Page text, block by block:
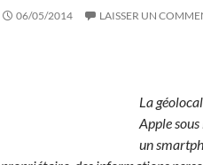
06/05/2014 LAISSER UN
La
Apple sous
un